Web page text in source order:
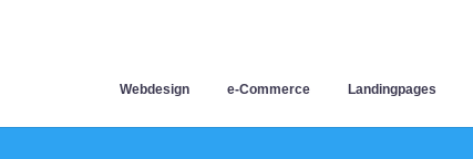
Webdesign e-Commerce Landingpages